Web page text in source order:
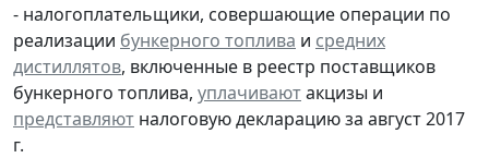
- налогоплательщики, совершающие операции по
реализации бункерного топлива и средних
дистиллятов, включенные в реестр поставщиков
бункерного топлива, уплачиваютакцизы и
представляют налоговую декларацию за август 2017
г.